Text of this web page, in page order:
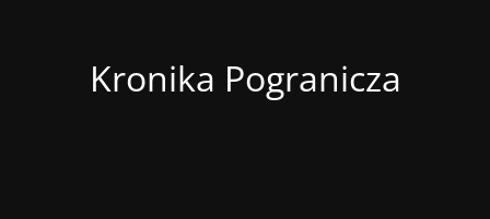
Kronika Pogranicza